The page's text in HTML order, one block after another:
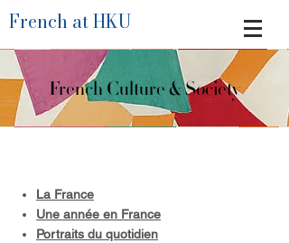
French at HKU
French Culture & Society
La France
Une année en France
Portraits du quotidien